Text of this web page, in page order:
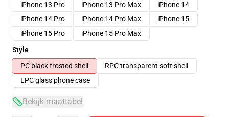
iPhone 13 Pro
iPhone 13 Pro Max
iPhone 14
iPhone 14 Pro
iPhone 14 Pro Max
iPhone 15
iPhone 15 Pro
iPhone 15 Pro Max
Style
PC black frosted shell
RPC transparent soft shell
LPC glass phone case
Bekijk maattabel